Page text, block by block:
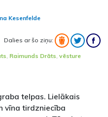
Kesenfelde
Dalies ar šo ziņu:
Raimunds Drāts vēsture
telpas. Lielākais
vīna tirdzniecība